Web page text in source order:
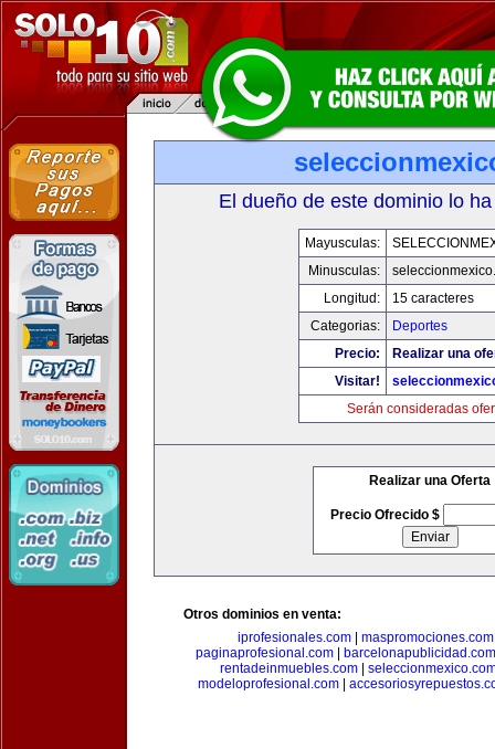
El dueño de este dominio lo
Mayusculas:
Minusculas:
Longitud:
15 caracteres
Categorias:
Deportes
Precio:
Realizar una
Visitar!
Serán consideradas
Realizar una Oferta
Precio Ofrecido $
Otros dominios en venta:
iprofesionales.com
maspromociones.com
paginaprofesional.com|
barcelonapublicidad.com
rentadeinmuebles.com
modeloprofesional.com|